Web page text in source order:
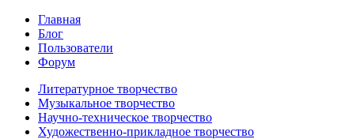
Главная
Блог
Пользователи
Форум
Литературное творчество
Музыкальное творчество
Научно-техническое творчество
Художественно-прикладное творчество